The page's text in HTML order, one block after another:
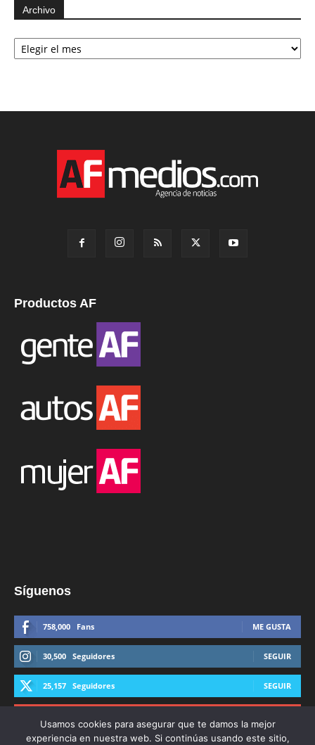
Archivo
Archivo
Productos AF
Síguenos
758,000 Fans ME GUSTA
30,500 Seguidores SEGUIR
25,157 Seguidores SEGUIR
Usamos cookies para asegurar que te damos la mejor
experiencia en nuestra web. Si continúas usando este sitio,